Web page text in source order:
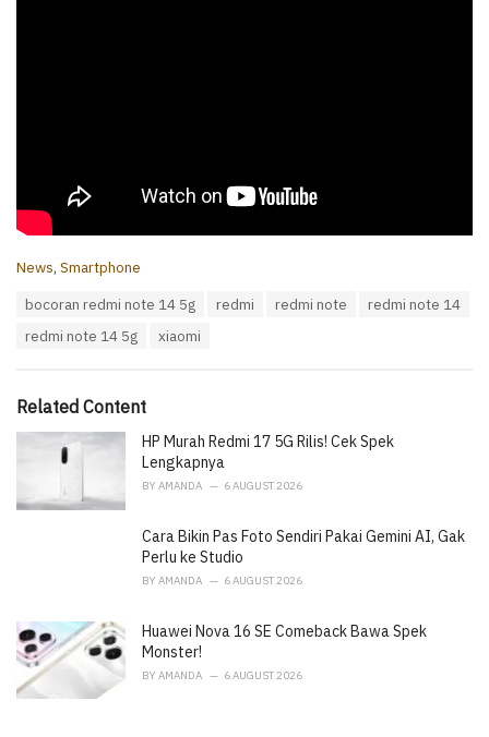
C
i
News, Smartphone
bocoran redmi note 14 5g redmi redmi note
redmi note 14
redmi note 14 5g
xiaomi
Related Content
HP Murah Redmi 17 5G Rilis! Cek Spek
Lengkapnya
BY AMANDA 6 AUGUST 2026
Cara Bikin Pas Foto Sendiri Pakai Gemini AI, Gak
Perlu ke Studio
BY AMANDA 6 AUGUST 2026
Huawei Nova 16 SE Comeback Bawa Spek
Monster!
BY AMANDA 6 AUGUST 2026